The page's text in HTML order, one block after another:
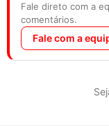
Fale direto com a
comentários.
Fale com a